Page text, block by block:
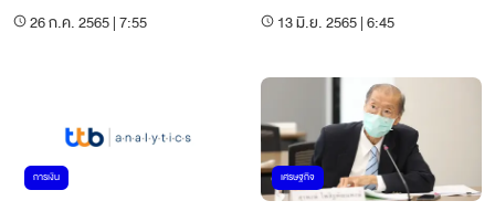
26 ก.ค. 2565 | 7:55 13 มิ.ย. 2565 | 6:45
การเงิน เศรษฐกิจ